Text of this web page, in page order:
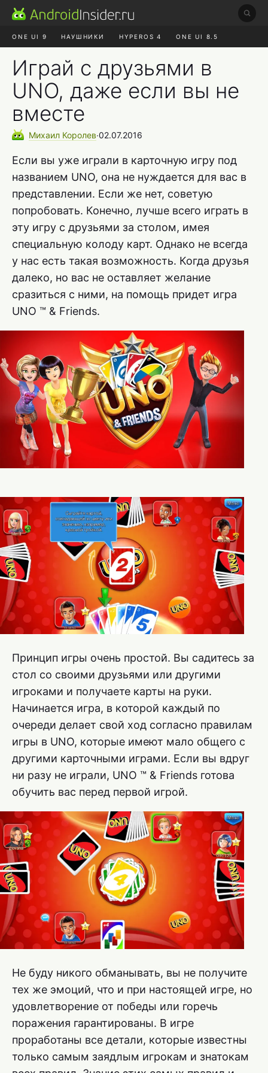
ONE UI 9 НАУШНИКИ HYPEROS 4 ONE UI 8.5
Играй с друзьями в
UNO, даже если вы не
вместе
Михаил Королев∙02.07.2016
Если вы уже играли в карточную игру под
названием UNO, она не нуждается для вас в
представлении. Если же нет, советую
попробовать. Конечно, лучше всего играть в
эту игру с друзьями за столом, имея
специальную колоду карт. Однако не всегда
у нас есть такая возможность. Когда друзья
далеко, но вас не оставляет желание
сразиться с ними, на помощь придет игра
UNO ™ & Friends.
Принцип игры очень простой. Вы садитесь за
стол со своими друзьями или другими
игроками и получаете карты на руки.
Начинается игра, в которой каждый по
очереди делает свой ход согласно правилам
игры в UNO, которые имеют мало общего с
другими карточными играми. Если вы вдруг
ни разу не играли, UNO ™ & Friends готова
обучить вас перед первой игрой.
Не буду никого обманывать, вы не получите
тех же эмоций, что и при настоящей игре, но
удовлетворение от победы или горечь
поражения гарантированы. В игре
проработаны все детали, которые известны
только самым заядлым игрокам и знатокам